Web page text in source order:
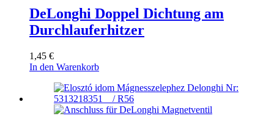
DeLonghi Doppel Dichtung am
Durchlauferhitzer
1,45 €
In den Warenkorb